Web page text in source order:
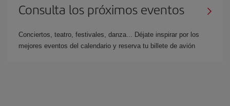
Consulta los próximos eventos
Conciertos, teatro, festivales, danza... Déjate inspirar por los
mejores eventos del calendario y reserva tu billete de avión